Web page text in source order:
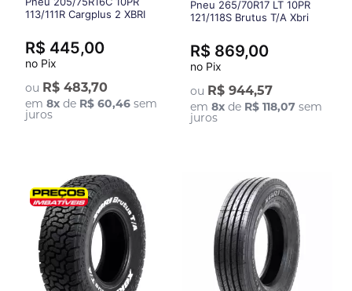
113/111R Cargplus 2 XBRI
ou R$ 483,70
em8x de R$ 60,46 sem
juros
R$ 445,00
no Pix
Pneu 265/70R17 LT 10PR
121/118S Brutus T/A Xbri
ou R$ 944,57
em 8xde R$ 118,07sem
juros
R$ 869,00
no Pix